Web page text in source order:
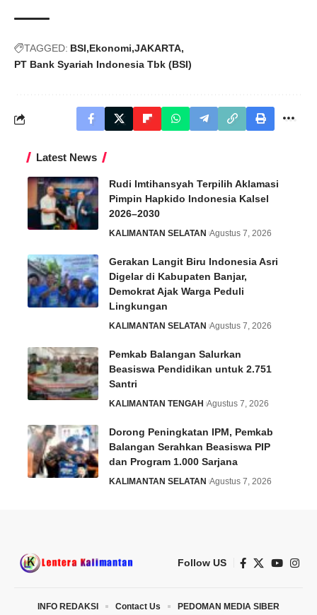
TAGGED: BSI Ekonomi JAKARTA
PT Bank Syariah Indonesia Tbk (BSI)
Latest News
Rudi Imtihansyah Terpilih Aklamasi
Pimpin Hapkido Indonesia Kalsel
2026–2030
KALIMANTAN SELATAN Agustus 7, 2026
Gerakan Langit Biru Indonesia Asri
Digelar di Kabupaten Banjar,
Demokrat Ajak Warga Peduli
Lingkungan
KALIMANTAN SELATAN Agustus 7, 2026
Pemkab Balangan Salurkan
Beasiswa Pendidikan untuk 2.751
Santri
KALIMANTAN TENGAH Agustus 7, 2026
Dorong Peningkatan IPM, Pemkab
Balangan Serahkan Beasiswa PIP
dan Program 1.000 Sarjana
KALIMANTAN SELATAN Agustus 7, 2026
Follow US
INFO REDAKSI Contact Us PEDOMAN MEDIA SIBER